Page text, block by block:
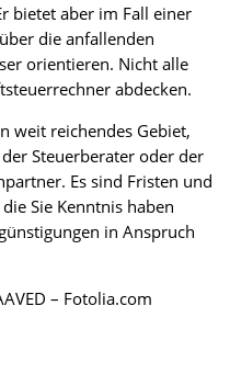
bietet aber im Fall einer
die anfallenden
orientieren. Nicht alle
abdecken.
weit reichendes Gebiet,
Steuerberater oder der
Es sind Fristen und
Sie Kenntnis haben
in Anspruch
– Fotolia.com